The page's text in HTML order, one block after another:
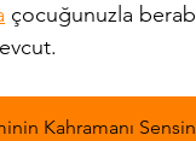
çocuğunuzla
Kahramanı